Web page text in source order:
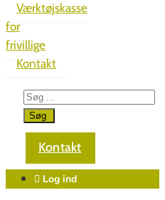
Værktøjskasse
for
frivillige
Kontakt
Kontakt
Log ind